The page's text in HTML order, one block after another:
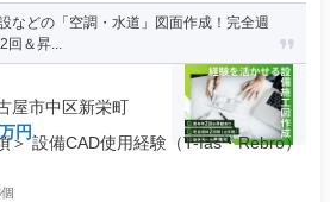
などの「空調・水道」図面作成！完全週
回＆昇...
屋市中区新栄町
円
＞ 設備CAD使用経験（T-fas・Rebro）